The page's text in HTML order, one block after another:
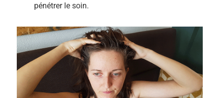
pénétrer le soin.